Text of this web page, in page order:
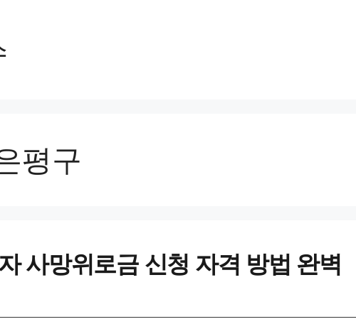
평구
사망위로금 신청 자격 방법 완벽